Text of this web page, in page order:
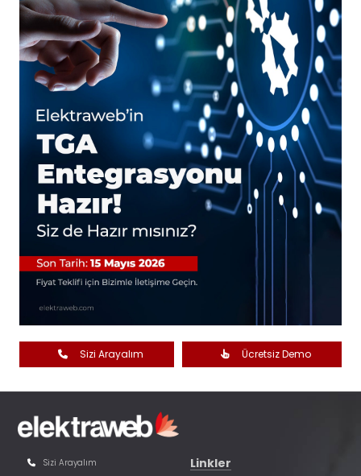
Sizi Arayalım Ücretsiz Demo
Sizi Arayalım Linkler